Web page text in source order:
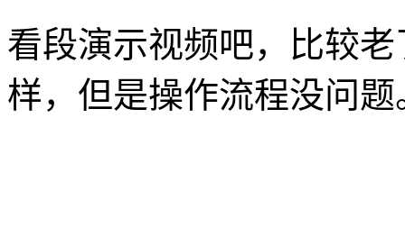
看段演示视频吧，比较
样，但是操作流程没问题